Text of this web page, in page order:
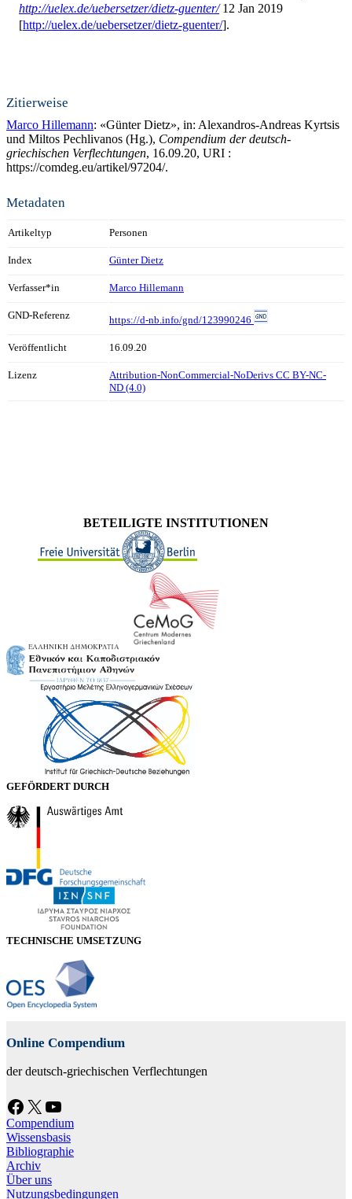
http://uelex.de/uebersetzer/dietz-guenter/12 Jan 2019
[http://uelex.de/uebersetzer/dietz-guenter/].
Zitierweise
Marco Hillemann: «Günter Dietz», in: Alexandros-Andreas Kyrtsis
und Miltos Pechlivanos (Hg.), Compendium der deutsch-
griechischen Verflechtungen, 16.09.20, URI :
https://comdeg.eu/artikel/97204/.
Metadaten
Artikeltyp Personen
Index Günter Dietz
Verfasser*in Marco Hillemann
GND-Referenz https://d-nb.info/gnd/123990246
Veröffentlicht 16.09.20
Lizenz
Attribution-NonCommercial-NoDerivs CC BY-NC-
ND (4.0)
BETEILIGTE INSTITUTIONEN
GEFÖRDERT DURCH
TECHNISCHE UMSETZUNG
Online Compendium
der deutsch-griechischen Verflechtungen
Facebook X YouTube
Compendium
Wissensbasis
Bibliographie
Archiv
Über uns
Nutzungsbedingungen